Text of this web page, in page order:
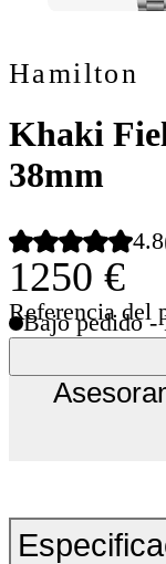
Hamilton
Khaki
38mm
4.8
1250 €
Referencia del
Bajo pedido -